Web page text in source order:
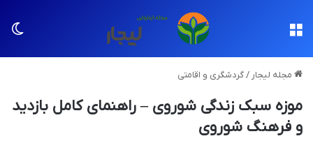
مجله لیجار /گردشگری و اقامتی
موزه سبک زندگی شوروی – راهنمای کامل بازدید
و فرهنگ شوروی